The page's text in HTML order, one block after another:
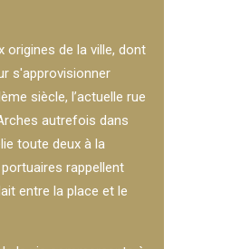
origines de la ville, dont
s'approvisionner
siècle, l’actuelle rue
autrefois dans
toute deux à la
rappellent
entre la place et le